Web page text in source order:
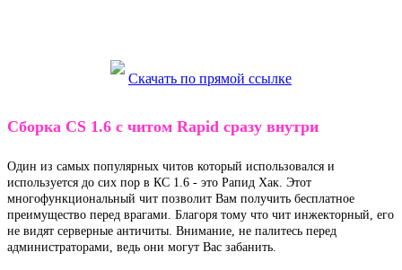
Скачать по прямой ссылке
Cборка CS 1.6 с читом Rapid сразу внутри
Один из самых популярных читов который использовался и
используется до сих пор в КС 1.6 - это Рапид Хак. Этот
многофункциональный чит позволит Вам получить бесплатное
преимущество перед врагами. Благоря тому что чит инжекторный, его
не видят серверные античиты. Внимание, не палитесь перед
администраторами, ведь они могут Вас забанить.